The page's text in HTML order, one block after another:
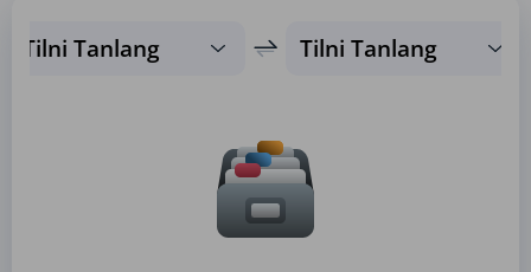
Tilni Tanlang Tilni Tanlang